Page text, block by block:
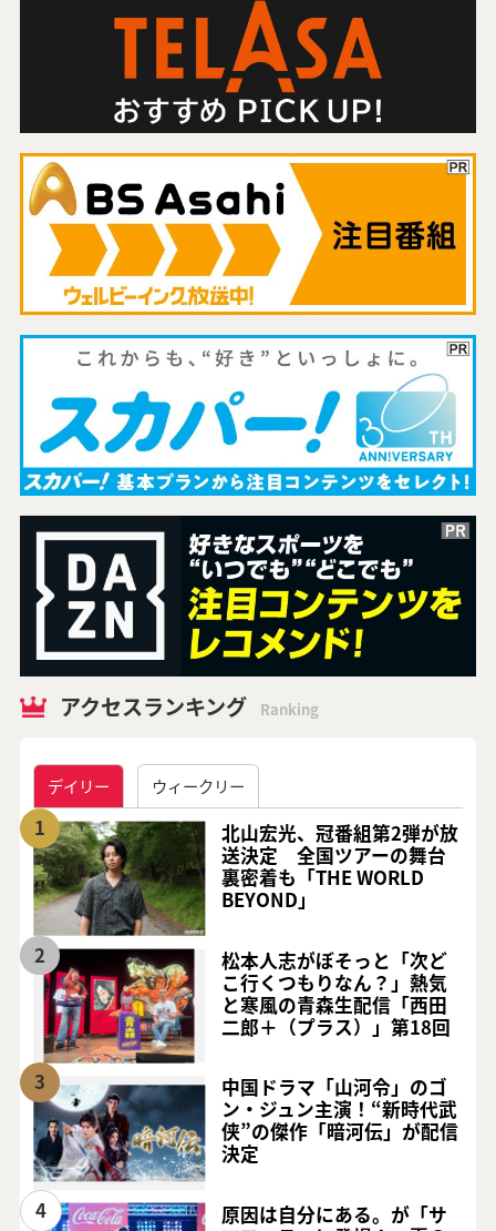
アクセスランキング Ranking
デイリー ウィークリー
1
北山宏光、冠番組第2弾が放
送決定 全国ツアーの舞台
裏密着も「THE WORLD
BEYOND」
2
松本人志がぼそっと「次ど
こ行くつもりなん？」熱気
と寒風の青森生配信「西田
二郎＋（プラス）」第18回
3
中国ドラマ「山河令」のゴ
ン・ジュン主演！“新時代武
侠”の傑作「暗河伝」が配信
決定
4
原因は自分にある。が「サ